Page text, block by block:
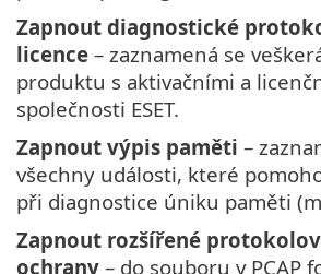
Zapnout diagnostické
licence – zaznamená se
produktu s aktivačními a
společnosti ESET.
Zapnout výpis paměti –
všechny události, které
při diagnostice úniku paměti
Zapnout rozšířené
ochrany – do souboru v PCAP